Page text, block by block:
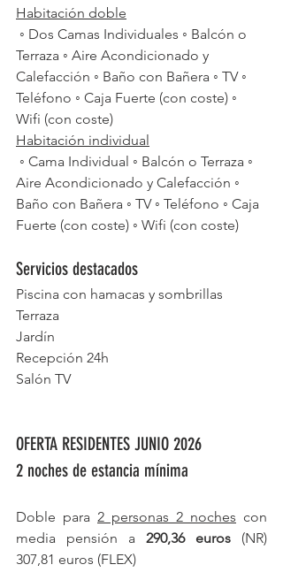
Habitación doble
Terraza ◦ Aire Acondicionado y
Calefacción ◦ Baño con Bañera ◦ TV ◦
Teléfono ◦ Caja Fuerte (con coste) ◦
Wifi (con coste)
Habitación individual
Aire Acondicionado y Calefacción ◦
Baño con Bañera ◦ TV ◦ Teléfono ◦ Caja
Fuerte (con coste) ◦ Wifi (con coste)
Servicios destacados
Piscina con hamacas y sombrillas
Terraza
Jardín
Recepción 24h
Salón TV
OFERTA RESIDENTES JUNIO 2026
2 noches de estancia mínima
Doble para 2 personas 2 noches con
media pensión a 290,36 euros (NR)
307,81 euros (FLEX)